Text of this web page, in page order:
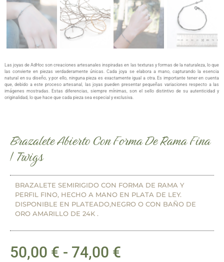
Las joyas de AdHoc son creaciones artesanales inspiradas en las texturas y formas de la naturaleza, lo que
las convierte en piezas verdaderamente únicas. Cada joya se elabora a mano, capturando la esencia
natural en su diseño, y por ello, ninguna pieza es exactamente igual a otra. Es importante tener en cuenta
que, debido a este proceso artesanal, las joyas pueden presentar pequeñas variaciones respecto a las
imágenes mostradas. Estas diferencias, siempre mínimas, son el sello distintivo de su autenticidad y
originalidad, lo que hace que cada pieza sea especial y exclusiva.
Brazalete Abierto Con Forma De Rama Fina
| Twigs
BRAZALETE SEMIRIGIDO CON FORMA DE RAMA Y
PERFIL FINO, HECHO A MANO EN PLATA DE LEY.
DISPONIBLE EN PLATEADO,NEGRO O CON BAÑO DE
ORO AMARILLO DE 24K .
50,00 € - 74,00 €